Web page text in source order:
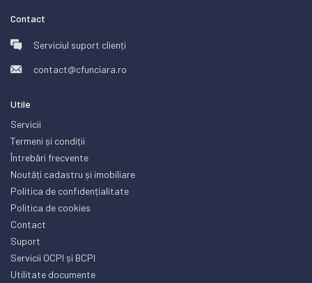
Contact
Serviciul suport clienți
contact@cfunciara.ro
Utile
Servicii
Termeni și condiții
Întrebări frecvente
Noutăți cadastru și imobiliare
Politica de confidențialitate
Politica de cookies
Contact
Suport
Servicii OCPI și BCPI
Utilitate documente